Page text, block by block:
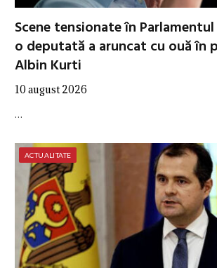
Scene tensionate în
o deputată a aruncat cu ouă în
Albin Kurti
10 august 2026
…
ACTUALITATE